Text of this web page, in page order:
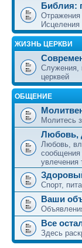
Библия:
Отражения
Исцеления
ЖИЗНЬ ЦЕРКВИ
Служения,
церквей
ОБЩЕНИЕ
Молитесь
Любовь,
Любовь,
увлечения
Спорт,
Ваши
Все
Здесь